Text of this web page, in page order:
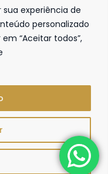
experiência de
personalizado
“Aceitar todos”,